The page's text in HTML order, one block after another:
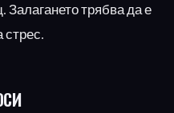
Залагането трябва да е
стрес.